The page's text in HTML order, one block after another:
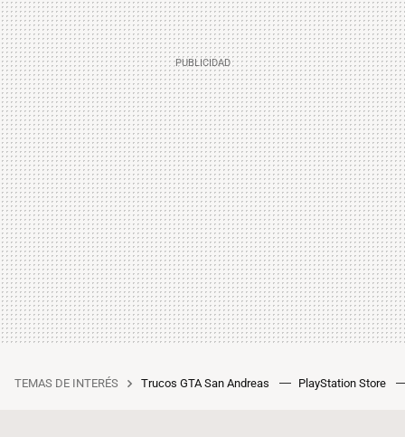
TEMAS DE INTERÉS Trucos GTA San Andreas PlayStation Store